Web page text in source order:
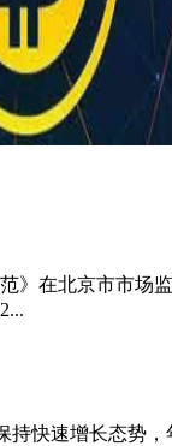
在北京市市
快速增长态势